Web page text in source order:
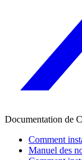
Documentation de
Comment
Manuel des